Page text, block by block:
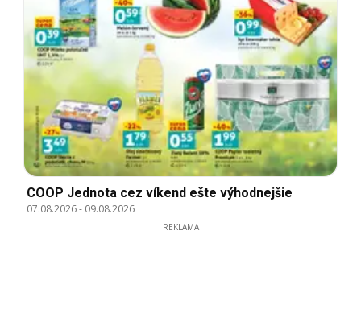
COOP Jednota cez víkend ešte výhodnejšie
07.08.2026- 09.08.2026
REKLAMA